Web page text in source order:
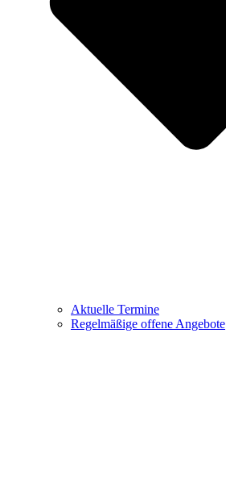
Aktuelle Termine
Regelmäßige offene Angebote